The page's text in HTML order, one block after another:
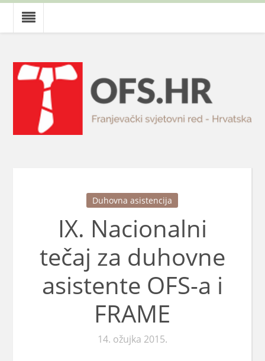
Duhovna asistencija
IX. Nacionalni
tečaj za duhovne
asistente OFS-a i
FRAME
14. ožujka 2015.